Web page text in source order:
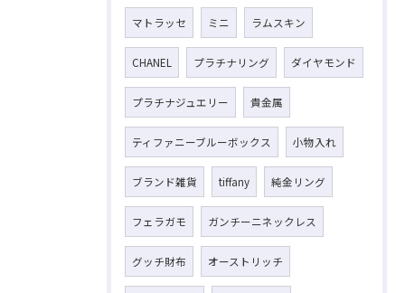
マトラッセ ミニ ラムスキン
CHANEL プラチナリング ダイヤモンド
プラチナジュエリー 貴金属
ティファニーブルーボックス 小物入れ
ブランド雑貨 tiffany 純金リング
フェラガモ ガンチーニネックレス
グッチ財布 オーストリッチ